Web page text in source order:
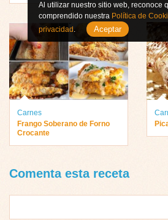
Carnes
Frango Soberano de Forno
Crocante
Comenta esta receta
Al utilizar nuestro sitio web, reconoce
comprendido nuestra Política de
privacidad . Aceptar